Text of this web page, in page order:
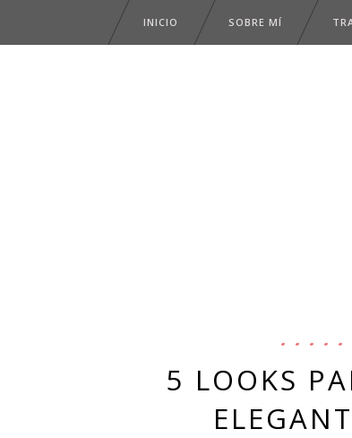
INICIO SOBRE MÍ
5 LOOKS